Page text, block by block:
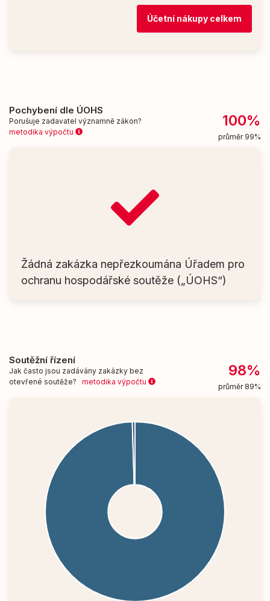
Účetní nákupy celkem
Pochybení dle ÚOHS
Porušuje zadavatel významně zákon?
metodika výpočtu
100%
průměr 99%
Žádná zakázka nepřezkoumána Úřadem pro
ochranu hospodářské soutěže („ÚOHS“)
Soutěžní řízení
Jak často jsou zadávány zakázky bez
otevřené soutěže? metodika výpočtu
98%
průměr 89%